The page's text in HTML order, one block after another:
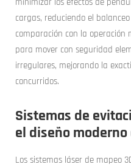
minimizar los efectos de
cargas, reduciendo el
comparación con la operación
para mover con seguridad
irregulares, mejorando la
concurridos.
Sistemas de
el diseño moderno
Los sistemas láser de mapeo